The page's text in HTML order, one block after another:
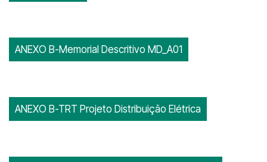
ANEXO B-Memorial Descritivo MD_A01
ANEXO B-TRT Projeto Distribuição Elétrica